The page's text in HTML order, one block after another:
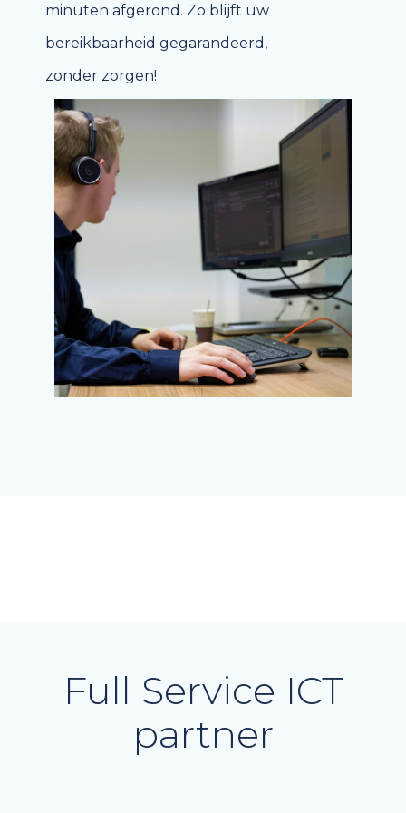
minuten afgerond. Zo blijft uw
bereikbaarheid gegarandeerd,
zonder zorgen!
Full Service ICT
partner